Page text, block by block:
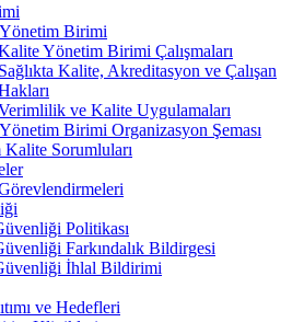
Birimi
Yönetim Birimi Çalışmaları
Sağlıkta Kalite, Akreditasyon ve Çalışan
ve Kalite Uygulamaları
Birimi Organizasyon Şeması
Sorumluları
Politikası
Farkındalık Bildirgesi
İhlal Bildirimi
ve Hedefleri